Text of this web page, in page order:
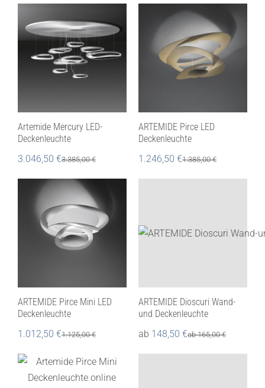
Artemide Mercury LED-
Deckenleuchte
3.046,50 €3.385,00€
ARTEMIDE Pirce LED
Deckenleuchte
1.246,50 €1.385,00€
ARTEMIDE Pirce Mini LED
Deckenleuchte
1.012,50 €1.125,00€
ARTEMIDE Dioscuri Wand-
und Deckenleuchte
ab 148,50 €ab165,00€